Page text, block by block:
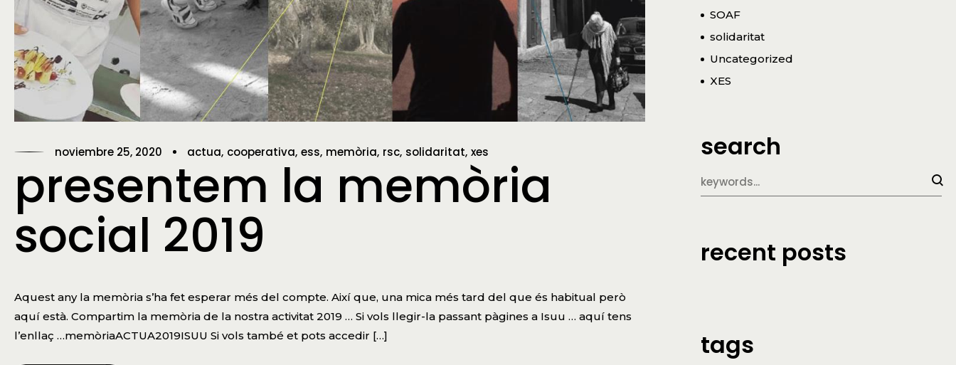
noviembre 25, 2020 actua cooperativa ess memòria rsc solidaritat xes
presentem la memòria
social 2019
Aquest any la memòria s’ha fet esperar més del compte. Així que, una mica més tard del que és habitual però
aquí està. Compartim la memòria de la nostra activitat 2019 … Si vols llegir-la passant pàgines a Isuu … aquí tens
l’enllaç …memòriaACTUA2019ISUU Si vols també et pots accedir […]
SOAF
solidaritat
Uncategorized
XES
search
recent posts
tags